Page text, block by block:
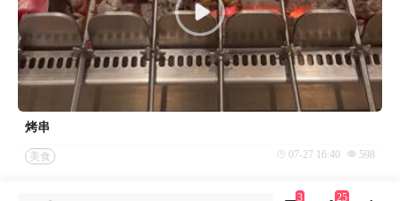
烤串
美食 07-27 16:40 598
3 25